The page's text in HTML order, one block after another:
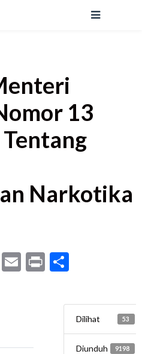
13
Narkotika
Pinterest
Email
Print
Dilihat 53
Diunduh 9198